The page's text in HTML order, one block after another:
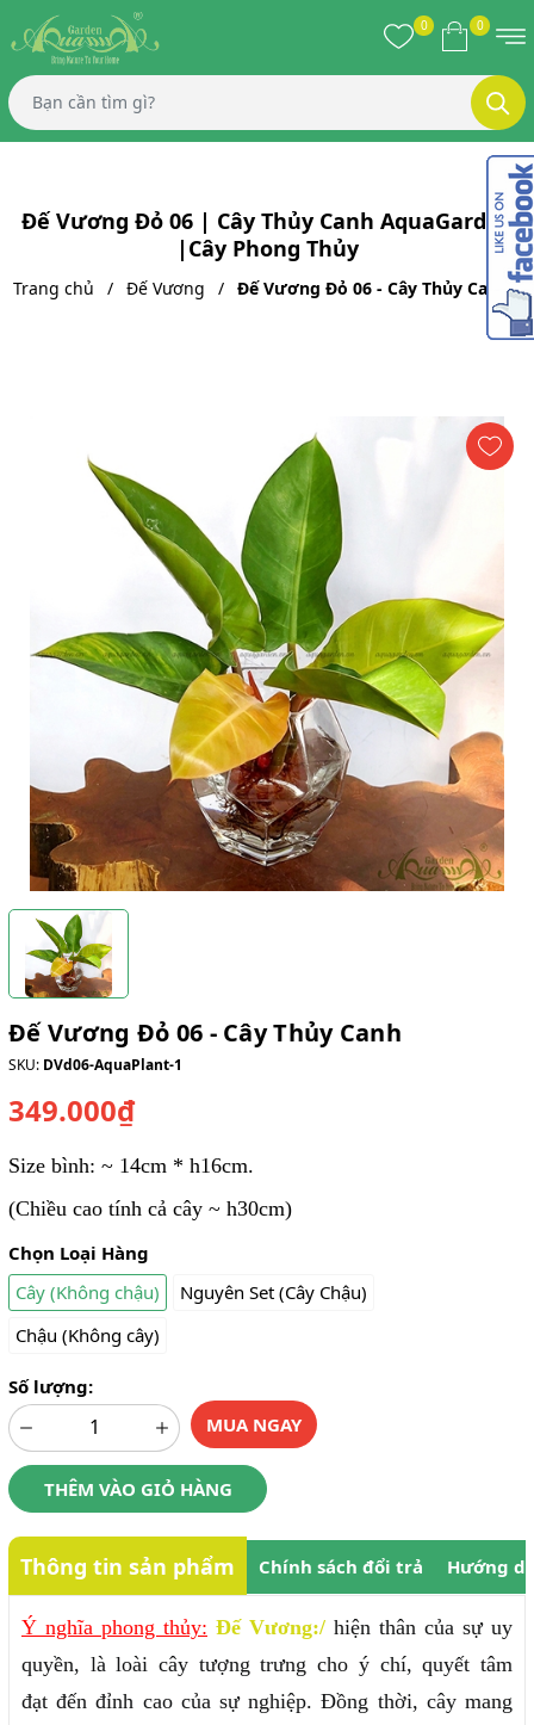
0 0
Đế Vương Đỏ 06 | Cây Thủy Canh AquaGarden
|Cây Phong Thủy
Trang chủ Đế Vương Đế Vương Đỏ 06 - Cây Thủy Canh
Đế Vương Đỏ 06 - Cây Thủy Canh
SKU: DVd06-AquaPlant-1
349.000₫
Size bình: ~ 14cm * h16cm.
(Chiều cao tính cả cây ~ h30cm)
Chọn Loại Hàng
Cây (Không chậu)
Nguyên Set (Cây Chậu)
Chậu (Không cây)
Số lượng:
MUA NGAY
THÊM VÀO GIỎ HÀNG
Thông tin sản phẩm Chính sách đổi trả Hướng
Ý nghĩa phong thủy: Đế Vương:/ hiện thân của sự uy
quyền, là loài cây tượng trưng cho ý chí, quyết tâm
đạt đến đỉnh cao của sự nghiệp. Đồng thời, cây mang